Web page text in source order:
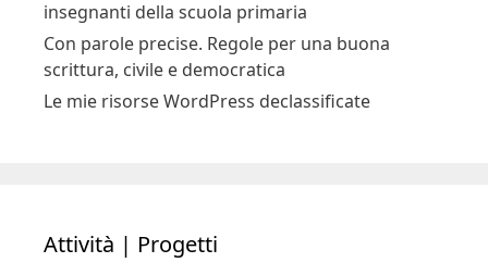
insegnanti della scuola primaria
Con parole precise. Regole per una buona
scrittura, civile e democratica
Le mie risorse WordPress declassificate
Attività | Progetti